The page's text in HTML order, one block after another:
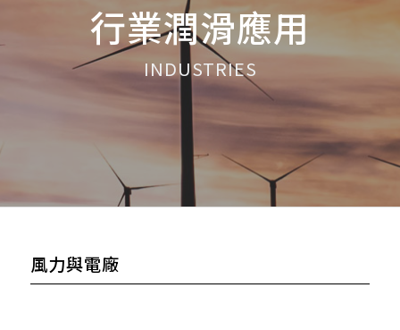
行業潤滑應用
INDUSTRIES
風力與電廠